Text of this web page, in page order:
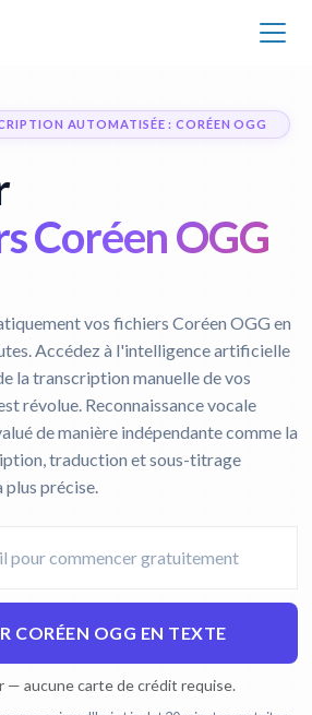
AUTOMATISÉE : CORÉEN OGG
Coréen OGG
vos fichiers Coréen OGG en
Accédez à l'intelligence artificielle
la transcription manuelle de vos
révolue. Reconnaissance vocale
de manière indépendante comme la
traduction et sous-titrage
plus précise.
CORÉEN OGG EN TEXTE
— aucune carte de crédit requise.